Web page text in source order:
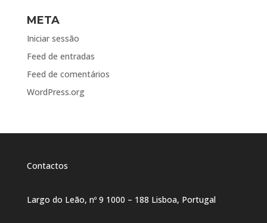
META
Iniciar sessão
Feed de entradas
Feed de comentários
WordPress.org
Contactos
Largo do Leão, nº 9 1000 – 188 Lisboa, Portugal